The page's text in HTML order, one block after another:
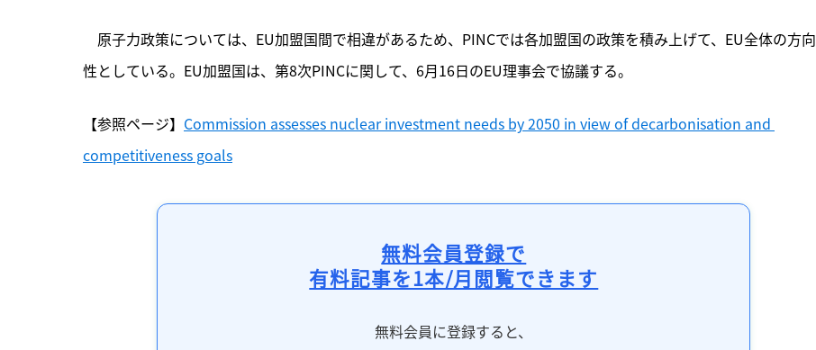
原子力政策については、EU加盟国間で相違があるため、PINCでは各加盟国の政策を積み上げて、EU全体の方向
性としている。EU加盟国は、第8次PINCに関して、6月16日のEU理事会で協議する。
【参照ページ】 Commission assesses nuclear investment needs by 2050 in view of decarbonisation and
competitiveness goals
無料会員登録で
有料記事を1本/月閲覧できます
無料会員に登録すると、